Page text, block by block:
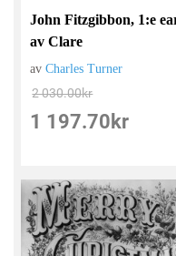
John Fitzgibbon, 1:e
av Clare
avCharles Turner
2 030.00kr
1 197.70 kr